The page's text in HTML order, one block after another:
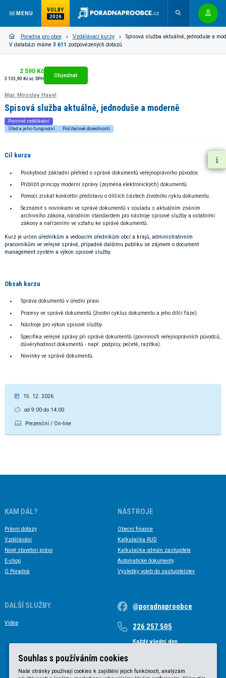
MENU
VOLBY
2026
Poradna pro obce Vzdělávací kurzy
Spisová služba aktuálně, jednoduše a
V databázi máme 3 611 zodpovězených dotazů
Mgr. Miroslav Havel
Spisová služba aktuálně, jednoduše a moderně
Povinné vzdělávání
Úřad a jeho fungování
Počítačové dovednosti
2 590 Kč
3 133,90 Kč vč. DPH
Objednat
Cíl kurzu
Poskytnout základní přehled o správě dokumentů veřejnoprávního původce.
Přiblížit principy moderní správy (zejména elektronických) dokumentů.
Pomoci získat konkrétní představu o dílčích částech životního cyklu dokumentu.
Seznámit s novinkami ve správě dokumentů v souladu s aktuálním zněním
archivního zákona, národním standardem pro nástroje spisové služby a ostatními
zákony a nařízeními ve vztahu ke správě dokumentů.
Kurz je určen úředníkům a vedoucím úředníkům obcí a krajů, administrativním
pracovníkům ve veřejné správě, případně dalšímu publiku se zájmem o document
management systém a výkon spisové služby.
Obsah kurzu
Správa dokumentů v úřední praxi.
Procesy ve správě dokumentů (životní cyklus dokumentu a jeho dílčí fáze).
Nástroje pro výkon spisové služby.
Specifika veřejné správy při správě dokumentů (povinnosti veřejnoprávních původců,
důvěryhodnost dokumentů - např. podpisy, pečetě, razítka).
Novinky ve správě dokumentů.
15. 12. 2026
od 9:00 do 14:00
Prezenční / On-line
KAM DÁL?
Právní dotazy
Vzdělávání
Nové stavební právo
E-shop
O Poradně
NÁSTROJE
Obecní finance
Kalkulačka RUD
Kalkulačka odměn zastupitele
Automatické dokumenty
Výsledky voleb do zastupitelstev
DALŠÍ SLUŽBY
Videa
@poradnaproobce
226 257 505
Každý všední den
Souhlas s používáním cookies
Naše stránky používají cookies k zajištění jejich funkčnosti, analýzám